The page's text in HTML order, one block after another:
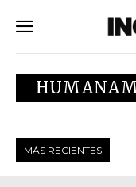
MÁS RECIENTES